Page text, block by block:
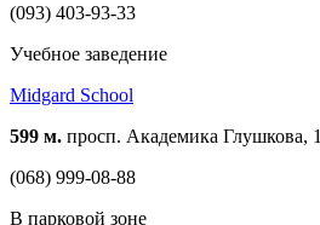
(093) 403-93-33
Учебное заведение
Midgard School
599 м. просп. Академика Глушкова,
(068) 999-08-88
В парковой зоне